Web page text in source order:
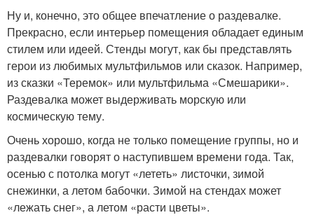
Ну и, конечно, это общее впечатление о раздевалке.
Прекрасно, если интерьер помещения обладает единым
стилем или идеей. Стенды могут, как бы представлять
герои из любимых мультфильмов или сказок. Например,
из сказки «Теремок» или мультфильма «Смешарики».
Раздевалка может выдерживать морскую или
космическую тему.
Очень хорошо, когда не только помещение группы, но и
раздевалки говорят о наступившем времени года. Так,
осенью с потолка могут «лететь» листочки, зимой
снежинки, а летом бабочки. Зимой на стендах может
«лежать снег», а летом «расти цветы».